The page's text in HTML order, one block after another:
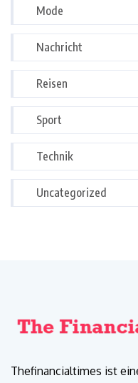
Mode
Nachricht
Reisen
Sport
Technik
Uncategorized
Thefinancialtimes ist